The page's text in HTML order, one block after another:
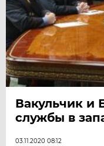
Вакульчик и
службы в
03.11.2020 08:12